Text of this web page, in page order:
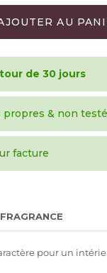
AU
de 30 jours
& non
facture
pour un